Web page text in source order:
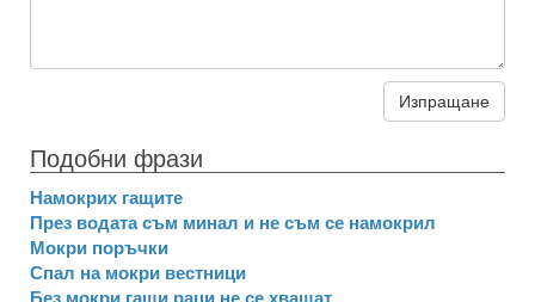
Изпращане
Подобни фрази
Намокрих гащите
През водата съм минал и не съм се намокрил
Мокри поръчки
Спал на мокри вестници
Без мокри гащи раци не се хващат